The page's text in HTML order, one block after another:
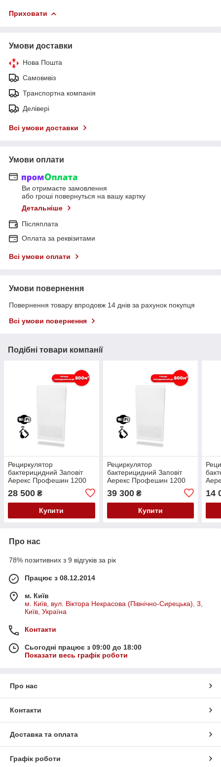
Приховати
Умови доставки
Нова Пошта
Самовивіз
Транспортна компанія
Делівері
Всі умови доставки
Умови оплати
Ви отримаєте замовлення
або гроші повернуться на вашу картку
Детальніше
Післяплата
Оплата за реквізитами
Всі умови оплати
Умови повернення
Повернення товару впродовж 14 днів за рахунок покупця
Всі умови повернення
Подібні товари компанії
Рециркулятор
бактерицидний Заповіт
Аерекс Профешин 1200
28 500 ₴
Купити
Рециркулятор
бактерицидний Заповіт
Аерекс Профешин 1200
39 300₴
Купити
14
Про нас
78% позитивних з 9 відгуків за рік
Працює з 08.12.2014
м. Київ
м. Київ, вул. Віктора Некрасова (Північно-Сирецька), 3,
Київ, Україна
Контакти
Сьогодні працює з 09:00 до 18:00
Показати весь графік роботи
Про нас
Контакти
Доставка та оплата
Графік роботи